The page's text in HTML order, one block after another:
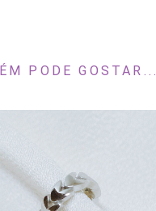
PODE GOSTAR...